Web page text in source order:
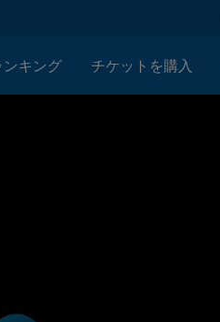
ンキング チケットを購入